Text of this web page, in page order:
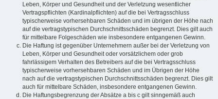
Leben, Körper und Gesundheit und der Verletzung wesentlicher
Vertragspflichten (Kardinalpflichten) auf die bei Vertragsschluss
typischerweise vorhersehbaren Schäden und im übrigen der Höhe nach
auf die vertragstypischen Durchschnittsschäden begrenzt. Dies gilt auch
für mittelbare Folgeschäden wie insbesondere entgangenen Gewinn.
Die Haftung ist gegenüber Unternehmern außer bei der Verletzung von
Leben, Körper und Gesundheit oder vorsätzlichem oder grob
fahrlässigem Verhalten des Betreibers auf die bei Vertragsschluss
typischerweise vorhersehbaren Schäden und im Übrigen der Höhe
nach auf die vertragstypischen Durchschnittsschäden begrenzt. Dies gilt
auch für mittelbare Schäden, insbesondere entgangenen Gewinn.
Die Haftungsbegrenzung der Absätze a bis c gilt sinngemäß auch